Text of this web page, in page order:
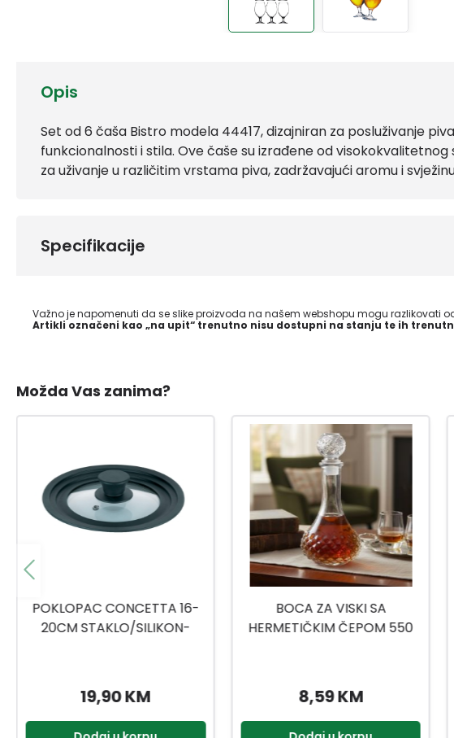
Opis
Set od 6 čaša Bistro modela 44417, dizajniran za posluživanje
funkcionalnosti i stila. Ove čaše su izrađene od
za uživanje u različitim vrstama piva, zadržavajući aromu i
Specifikacije
Važno je napomenuti da se slike proizvoda na našem webshopu mogu razlikovati
Artikli označeni kao „na upit“ trenutno nisu dostupni na stanju te ih
Možda Vas zanima?
BOCA ZA VISKI SA
HERMETIČKIM ČEPOM 550
8,59 KM
SET ČAŠA 6/1 DP4001
9,99 KM